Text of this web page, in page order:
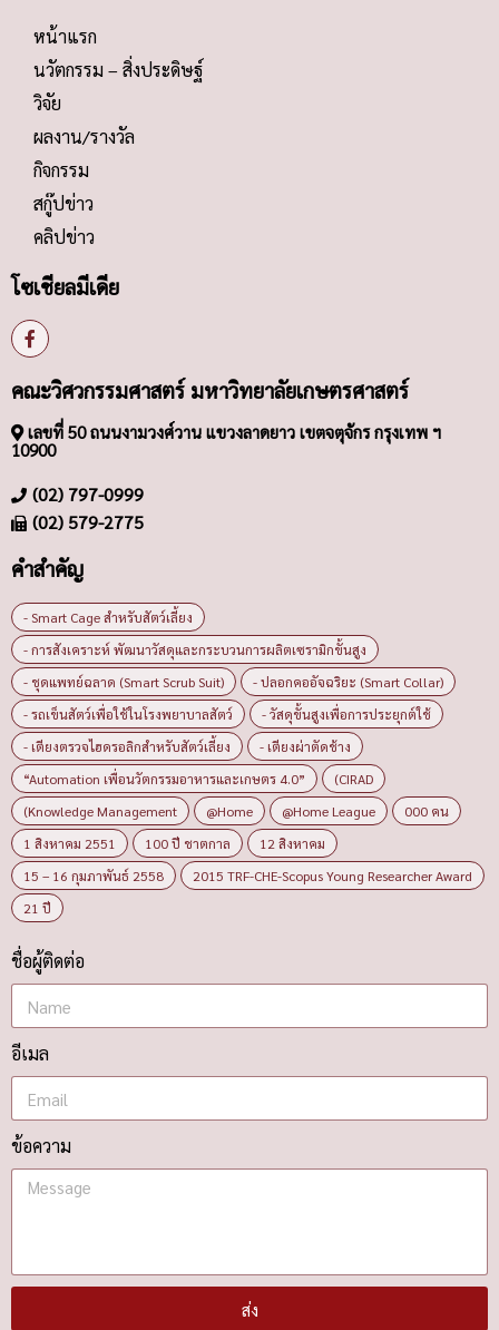
หน้าแรก
นวัตกรรม – สิ่งประดิษฐ์
วิจัย
ผลงาน/รางวัล
กิจกรรม
สกู๊ปข่าว
คลิปข่าว
โซเชียลมีเดีย
คณะวิศวกรรมศาสตร์ มหาวิทยาลัยเกษตรศาสตร์
เลขที่ 50 ถนนงามวงศ์วาน แขวงลาดยาว เขตจตุจักร กรุงเทพ ฯ
10900
(02) 797-0999
(02) 579-2775
คำสำคัญ
- Smart Cage สำหรับสัตว์เลี้ยง
- การสังเคราะห์ พัฒนาวัสดุและกระบวนการผลิตเซรามิกขั้นสูง
- ชุดแพทย์ฉลาด (Smart Scrub Suit)
- ปลอกคออัจฉริยะ (Smart Collar)
- รถเข็นสัตว์เพื่อใช้ในโรงพยาบาลสัตว์
- วัสดุขั้นสูงเพื่อการประยุกต์ใช้
- เตียงตรวจไฮดรอลิกสำหรับสัตว์เลี้ยง
- เตียงผ่าตัดช้าง
“Automation เพื่อนวัตกรรมอาหารและเกษตร 4.0”
(CIRAD
(Knowledge Management
@Home @Home League
000 คน
1 สิงหาคม 2551
100 ปี ชาตกาล
12 สิงหาคม
15 – 16 กุมภาพันธ์ 2558
2015 TRF-CHE-Scopus Young Researcher Award
21 ปี
ชื่อผู้ติดต่อ
อีเมล
ข้อความ
ส่ง